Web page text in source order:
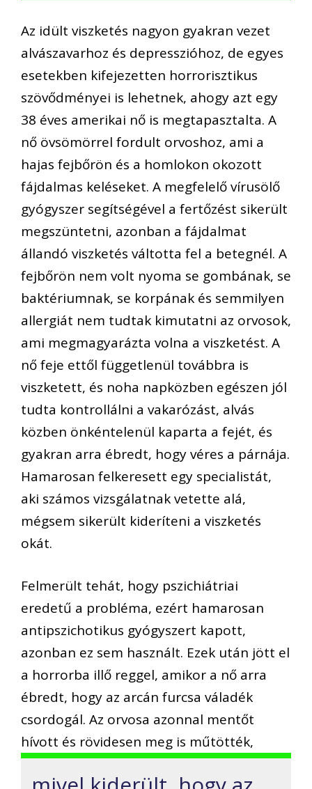
Az idült viszketés nagyon gyakran vezet
alvászavarhoz és depresszióhoz, de egyes
esetekben kifejezetten horrorisztikus
szövődményei is lehetnek, ahogy azt egy
38 éves amerikai nő is megtapasztalta. A
nő övsömörrel fordult orvoshoz, ami a
hajas fejbőrön és a homlokon okozott
fájdalmas keléseket. A megfelelő vírusölő
gyógyszer segítségével a fertőzést sikerült
megszüntetni, azonban a fájdalmat
állandó viszketés váltotta fel a betegnél. A
fejbőrön nem volt nyoma se gombának, se
baktériumnak, se korpának és semmilyen
allergiát nem tudtak kimutatni az orvosok,
ami megmagyarázta volna a viszketést. A
nő feje ettől függetlenül továbbra is
viszketett, és noha napközben egészen jól
tudta kontrollálni a vakarózást, alvás
közben önkéntelenül kaparta a fejét, és
gyakran arra ébredt, hogy véres a párnája.
Hamarosan felkeresett egy specialistát,
aki számos vizsgálatnak vetette alá,
mégsem sikerült kideríteni a viszketés
okát.
Felmerült tehát, hogy pszichiátriai
eredetű a probléma, ezért hamarosan
antipszichotikus gyógyszert kapott,
azonban ez sem használt. Ezek után jött el
a horrorba illő reggel, amikor a nő arra
ébredt, hogy az arcán furcsa váladék
csordogál. Az orvosa azonnal mentőt
hívott és rövidesen meg is műtötték,